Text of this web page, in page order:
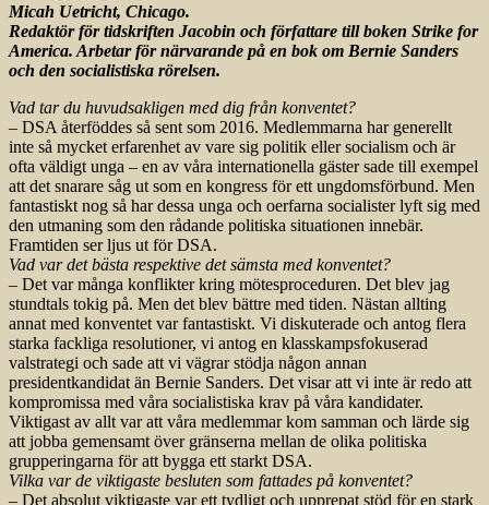
Micah Uetricht, Chicago.
Redaktör för tidskriften Jacobin och författare till boken Strike for
America. Arbetar för närvarande på en bok om Bernie Sanders
och den socialistiska rörelsen.
Vad tar du huvudsakligen med dig från konventet?
– DSA återföddes så sent som 2016. Medlemmarna har generellt
inte så mycket erfarenhet av vare sig politik eller socialism och är
ofta väldigt unga – en av våra internationella gäster sade till exempel
att det snarare såg ut som en kongress för ett ungdomsförbund. Men
fantastiskt nog så har dessa unga och oerfarna socialister lyft sig med
den utmaning som den rådande politiska situationen innebär.
Framtiden ser ljus ut för DSA.
Vad var det bästa respektive det sämsta med konventet?
– Det var många konflikter kring mötesproceduren. Det blev jag
stundtals tokig på. Men det blev bättre med tiden. Nästan allting
annat med konventet var fantastiskt. Vi diskuterade och antog flera
starka fackliga resolutioner, vi antog en klasskampsfokuserad
valstrategi och sade att vi vägrar stödja någon annan
presidentkandidat än Bernie Sanders. Det visar att vi inte är redo att
kompromissa med våra socialistiska krav på våra kandidater.
Viktigast av allt var att våra medlemmar kom samman och lärde sig
att jobba gemensamt över gränserna mellan de olika politiska
grupperingarna för att bygga ett starkt DSA.
Vilka var de viktigaste besluten som fattades på konventet?
– Det absolut viktigaste var ett tydligt och upprepat stöd för en stark